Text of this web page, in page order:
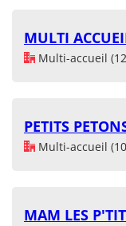
MULTI
Multi-accueil
PETITS
Multi-accueil
MAM LES